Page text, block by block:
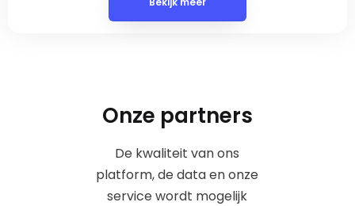
Onze partners
De kwaliteit van ons
platform, de data en onze
service wordt mogelijk